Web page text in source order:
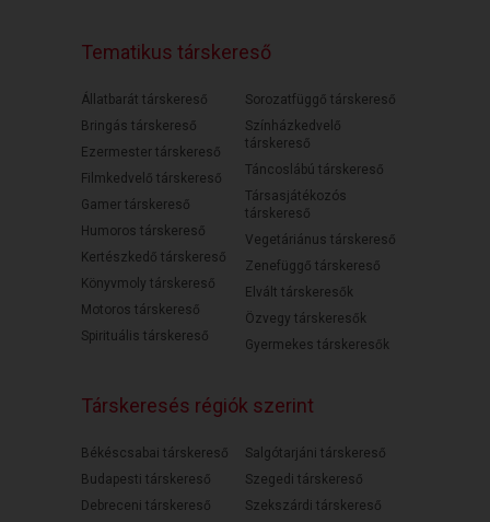
Tematikus társkereső
Állatbarát társkereső
Bringás társkereső
Ezermester társkereső
Filmkedvelő társkereső
Gamer társkereső
Humoros társkereső
Kertészkedő társkereső
Könyvmoly társkereső
Motoros társkereső
Spirituális társkereső
Sorozatfüggő társkereső
Színházkedvelő
társkereső
Táncoslábú társkereső
Társasjátékozós
társkereső
Vegetáriánus társkereső
Zenefüggő társkereső
Elvált társkeresők
Özvegy társkeresők
Gyermekes társkeresők
Társkeresés régiók szerint
Békéscsabai társkereső
Budapesti társkereső
Debreceni társkereső
Salgótarjáni társkereső
Szegedi társkereső
Szekszárdi társkereső